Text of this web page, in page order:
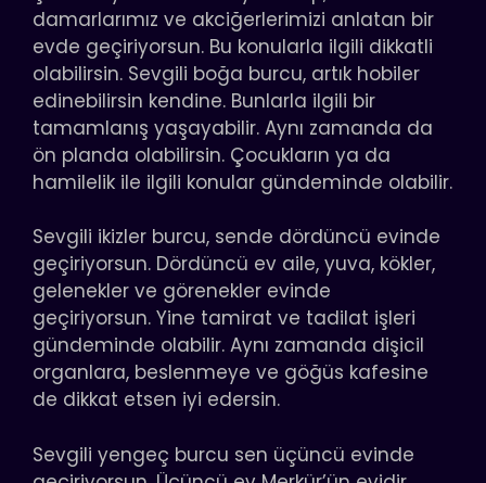
damarlarımız ve akciğerlerimizi anlatan bir
evde geçiriyorsun. Bu konularla ilgili dikkatli
olabilirsin. Sevgili boğa burcu, artık hobiler
edinebilirsin kendine. Bunlarla ilgili bir
tamamlanış yaşayabilir. Aynı zamanda da
ön planda olabilirsin. Çocukların ya da
hamilelik ile ilgili konular gündeminde olabilir.
Sevgili ikizler burcu, sende dördüncü evinde
geçiriyorsun. Dördüncü ev aile, yuva, kökler,
gelenekler ve görenekler evinde
geçiriyorsun. Yine tamirat ve tadilat işleri
gündeminde olabilir. Aynı zamanda dişicil
organlara, beslenmeye ve göğüs kafesine
de dikkat etsen iyi edersin.
Sevgili yengeç burcu sen üçüncü evinde